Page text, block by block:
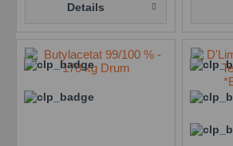
Details